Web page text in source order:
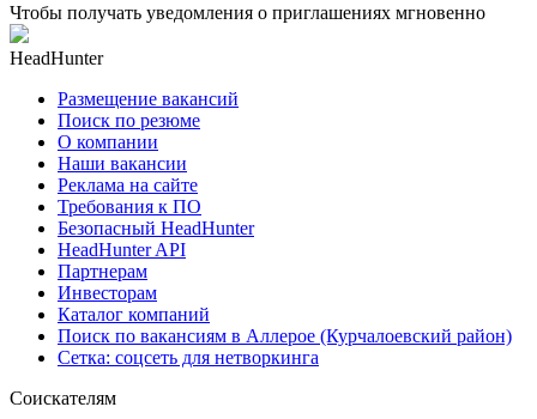
Чтобы получать уведомления о приглашениях мгновенно
HeadHunter
Размещение вакансий
Поиск по резюме
О компании
Наши вакансии
Реклама на сайте
Требования к ПО
Безопасный HeadHunter
HeadHunter API
Партнерам
Инвесторам
Каталог компаний
Поиск по вакансиям в Аллерое (Курчалоевский район)
Сетка: соцсеть для нетворкинга
Соискателям